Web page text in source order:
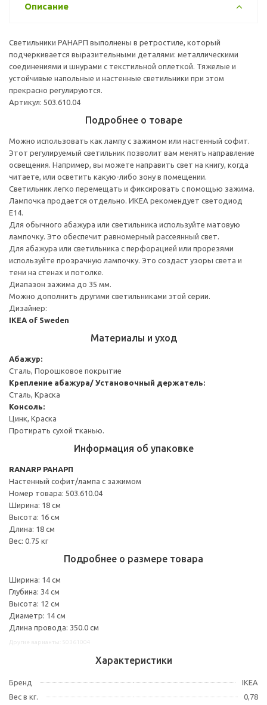
Описание
Светильники РАНАРП выполнены в ретростиле, который
подчеркивается выразительными деталями: металлическими
соединениями и шнурами с текстильной оплеткой. Тяжелые и
устойчивые напольные и настенные светильники при этом
прекрасно регулируются.
Артикул: 503.610.04
Подробнее о товаре
Можно использовать как лампу с зажимом или настенный софит.
Этот регулируемый светильник позволит вам менять направление
освещения. Например, вы можете направить свет на книгу, когда
читаете, или осветить какую-либо зону в помещении.
Светильник легко перемещать и фиксировать с помощью зажима.
Лампочка продается отдельно. ИКЕА рекомендует светодиод
E14.
Для обычного абажура или светильника используйте матовую
лампочку. Это обеспечит равномерный рассеянный свет.
Для абажура или светильника с перфорацией или прорезями
используйте прозрачную лампочку. Это создаст узоры света и
тени на стенах и потолке.
Диапазон зажима до 35 мм.
Можно дополнить другими светильниками этой серии.
Дизайнер:
IKEA of Sweden
Материалы и уход
Абажур:
Сталь, Порошковое покрытие
Крепление абажура/ Установочный держатель:
Сталь, Краска
Консоль:
Цинк, Краска
Протирать сухой тканью.
Информация об упаковке
RANARP РАНАРП
Настенный софит/лампа с зажимом
Номер товара: 503.610.04
Ширина: 18 см
Высота: 16 см
Длина: 18 см
Вес: 0.75 кг
Подробнее о размере товара
Ширина: 14 см
Глубина: 34 см
Высота: 12 см
Диаметр: 14 см
Длина провода: 350.0 см
Характеристики
Бренд
IKEA
Вес в кг.
0,78